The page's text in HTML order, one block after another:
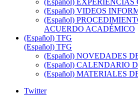
(Español) EXPERIENCIAS
(Español) VIDEOS
(Español)
ACUERDO ACADÉMICO
(Español) TFG
(Español) TFG
(Español) NOVEDADES
(Español) CALENDARIO
(Español) MATERIALES
Twitter